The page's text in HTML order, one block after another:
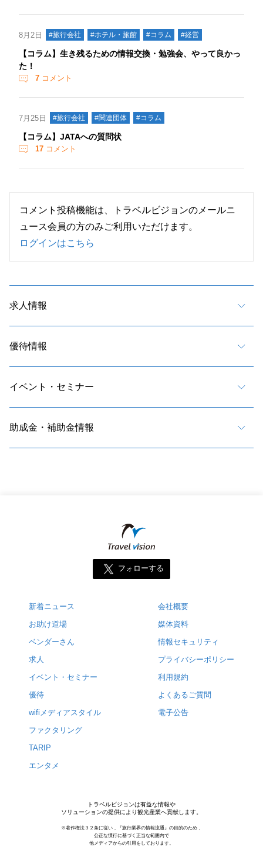
8月2日 #旅行会社 #ホテル・旅館 #コラム #経営
【コラム】生き残るための情報交換・勉強会、やって良かっ
た！
7 コメント
7月25日 #旅行会社 #関連団体 #コラム
【コラム】JATAへの質問状
17 コメント
コメント投稿機能は、トラベルビジョンのメールニ
ュース会員の方のみご利用いただけます。
ログインはこちら
求人情報
優待情報
イベント・セミナー
助成金・補助金情報
フォローする
新着ニュース
お助け道場
ベンダーさん
求人
イベント・セミナー
優待
wifiメディアスタイル
ファクタリング
TARIP
エンタメ
会社概要
媒体資料
情報セキュリティ
プライバシーポリシー
利用規約
よくあるご質問
電子公告
トラベルビジョンは有益な情報や
ソリューションの提供により観光産業へ貢献します。
※著作権法３２条に従い，『旅行業界の情報流通』の目的のため，
公正な慣行に基づく正当な範囲内で
他メディアからの引用をしております。